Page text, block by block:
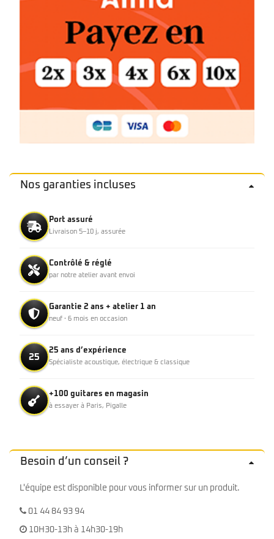
Nos garanties incluses
Port assuré
Livraison 5–10 j, assurée
Contrôlé & réglé
par notre atelier avant envoi
Garantie 2 ans + atelier 1 an
neuf · 6 mois en occasion
25
25 ans d’expérience
Spécialiste acoustique, électrique & classique
+100 guitares en magasin
à essayer à Paris, Pigalle
Besoin d’un conseil ?
L'équipe est disponible pour vous informer sur un produit.
01 44 84 93 94
10H30-13h à 14h30-19h